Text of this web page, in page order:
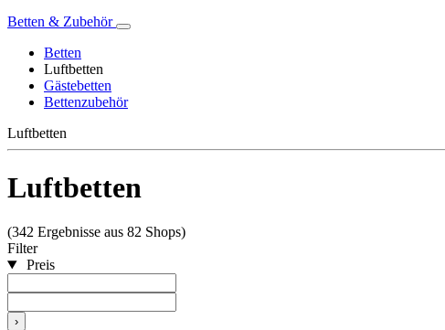
Betten & Zubehör
Betten
Luftbetten
Gästebetten
Bettenzubehör
Luftbetten
Luftbetten
(342 Ergebnisse aus 82 Shops)
Filter
Preis
›